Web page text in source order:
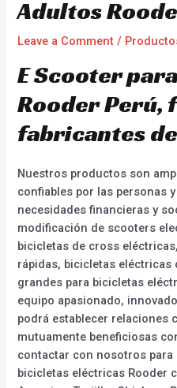
Adultos
Leave a Comment /
E Scooter
Rooder Perú,
fabricantes
Nuestros productos son
confiables por las personas
necesidades financieras y
modificación de scooters
bicicletas de cross
rápidas, bicicletas
grandes para bicicletas
equipo apasionado,
podrá establecer relaciones
mutuamente beneficiosas
contactar con nosotros
bicicletas eléctricas Rooder